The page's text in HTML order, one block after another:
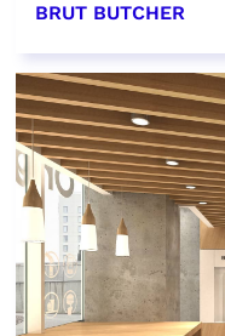
BRUT BUTCHER
EN SAVOIR PLUS